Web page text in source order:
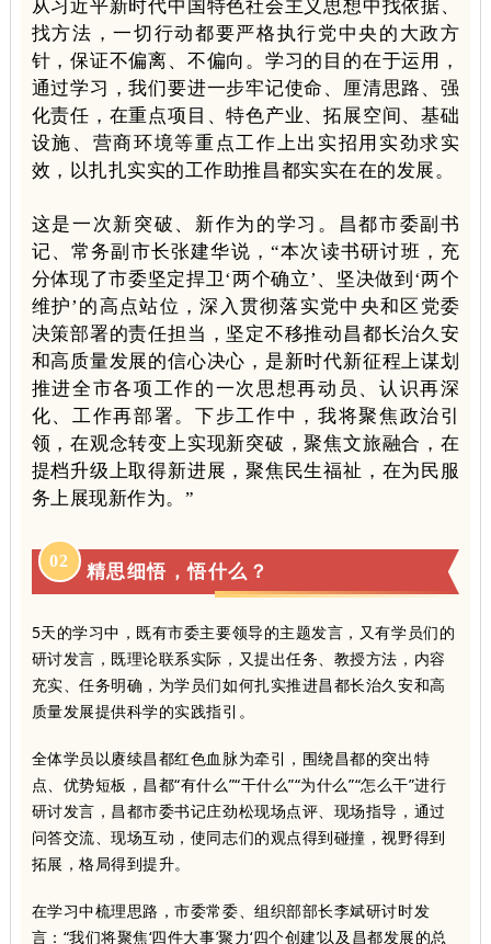
从习近平新时代中国特色社会主义思想中找依据、
找方法，一切行动都要严格执行党中央的大政方
针，保证不偏离、不偏向。学习的目的在于运用，
通过学习，我们要进一步牢记使命、厘清思路、强
化责任，在重点项目、特色产业、拓展空间、基础
设施、营商环境等重点工作上出实招用实劲求实
效，以扎扎实实的工作助推昌都实实在在的发展。
这是一次新突破、新作为的学习。昌都市委副书
记、常务副市长张建华说，“本次读书研讨班，充
分体现了市委坚定捍卫‘两个确立’、坚决做到‘两个
维护’的高点站位，深入贯彻落实党中央和区党委
决策部署的责任担当，坚定不移推动昌都长治久安
和高质量发展的信心决心，是新时代新征程上谋划
推进全市各项工作的一次思想再动员、认识再深
化、工作再部署。下步工作中，我将聚焦政治引
领，在观念转变上实现新突破，聚焦文旅融合，在
提档升级上取得新进展，聚焦民生福祉，在为民服
务上展现新作为。”
02
精思细悟，悟什么？
5天的学习中，既有市委主要领导的主题发言，又有学员们的
研讨发言，既理论联系实际，又提出任务、教授方法，内容
充实、任务明确，为学员们如何扎实推进昌都长治久安和高
质量发展提供科学的实践指引。
全体学员以赓续昌都红色血脉为牵引，围绕昌都的突出特
点、优势短板，昌都“有什么”“干什么”“为什么”“怎么干”进行
研讨发言，昌都市委书记庄劲松现场点评、现场指导，通过
问答交流、现场互动，使同志们的观点得到碰撞，视野得到
拓展，格局得到提升。
在学习中梳理思路，市委常委、组织部部长李斌研讨时发
言：“我们将聚焦‘四件大事’聚力‘四个创建’以及昌都发展的总